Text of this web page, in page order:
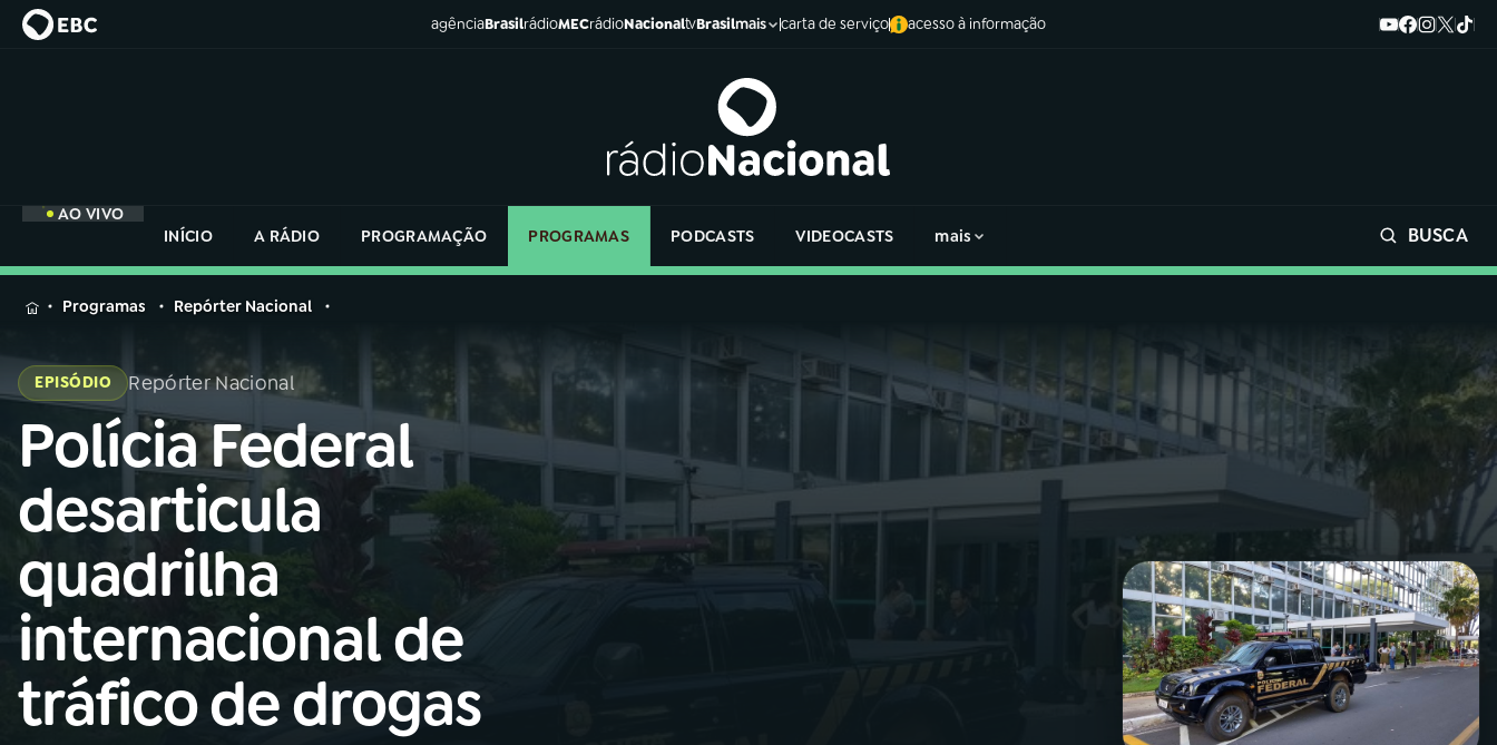
agênciaBrasilrádioMECrádioNacionaltvBrasilmais carta de serviço acesso à informação
AO VIVO
INÍCIO
A RÁDIO PROGRAMAÇÃO PROGRAMAS PODCASTS VIDEOCASTS mais BUSCA
MENU
Buscar
na
Rádio
Nacional
Buscar
AO VIVO
01INÍCIO
02A RÁDIO
03PROGRAMAÇÃO
na
Rádio
Nacional
Programas Repórter Nacional
EPISÓDIO Repórter Nacional
Polícia Federal
desarticula
quadrilha
internacional de
tráfico de drogas